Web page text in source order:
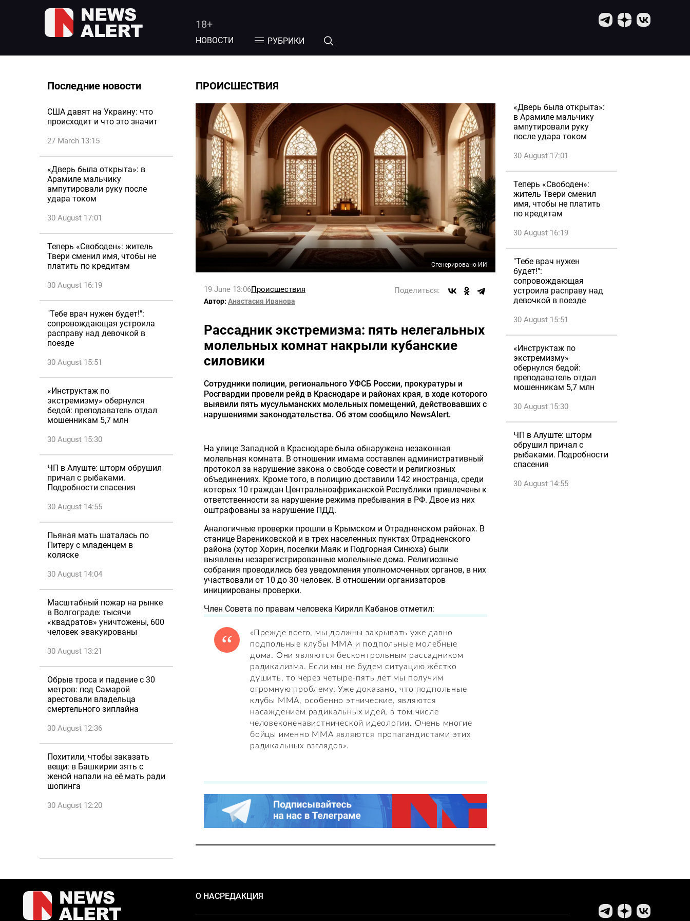
18+
НОВОСТИ РУБРИКИ
Последние новости
США давят на Украину: что
происходит и что это значит
27 March 13:15
«Дверь была открыта»: в
Арамиле мальчику
ампутировали руку после
удара током
30 August 17:01
Теперь «Свободен»: житель
Твери сменил имя, чтобы не
платить по кредитам
30 August 16:19
"Тебе врач нужен будет!":
сопровождающая устроила
расправу над девочкой в
поезде
30 August 15:51
«Инструктаж по
экстремизму» обернулся
бедой: преподаватель отдал
мошенникам 5,7 млн
30 August 15:30
ЧП в Алуште: шторм обрушил
причал с рыбаками.
Подробности спасения
30 August 14:55
Пьяная мать шаталась по
Питеру с младенцем в
коляске
30 August 14:04
Масштабный пожар на рынке
в Волгограде: тысячи
«квадратов» уничтожены, 600
человек эвакуированы
30 August 13:21
Обрыв троса и падение с 30
метров: под Самарой
арестовали владельца
смертельного зиплайна
30 August 12:36
Похитили, чтобы заказать
вещи: в Башкирии зять с
женой напали на её мать ради
шопинга
30 August 12:20
ПРОИСШЕСТВИЯ
Сгенерировано ИИ
19 June 13:06Происшествия Поделиться:
Автор: Анастасия Иванова
Рассадник экстремизма: пять нелегальных
молельных комнат накрыли кубанские
силовики
Сотрудники полиции, регионального УФСБ России, прокуратуры и
Росгвардии провели рейд в Краснодаре и районах края, в ходе которого
выявили пять мусульманских молельных помещений, действовавших с
нарушениями законодательства. Об этом сообщило NewsAlert.
На улице Западной в Краснодаре была обнаружена незаконная
молельная комната. В отношении имама составлен административный
протокол за нарушение закона о свободе совести и религиозных
объединениях. Кроме того, в полицию доставили 142 иностранца, среди
которых 10 граждан Центральноафриканской Республики привлечены к
ответственности за нарушение режима пребывания в РФ. Двое из них
оштрафованы за нарушение ПДД.
Аналогичные проверки прошли в Крымском и Отрадненском районах. В
станице Варениковской и в трех населенных пунктах Отрадненского
района (хутор Хорин, поселки Маяк и Подгорная Синюха) были
выявлены незарегистрированные молельные дома. Религиозные
собрания проводились без уведомления уполномоченных органов, в них
участвовали от 10 до 30 человек. В отношении организаторов
инициированы проверки.
Член Совета по правам человека Кирилл Кабанов отметил:
«Прежде всего, мы должны закрывать уже давно
подпольные клубы ММА и подпольные молебные
дома. Они являются бесконтрольным рассадником
радикализма. Если мы не будем ситуацию жёстко
душить, то через четыре-пять лет мы получим
огромную проблему. Уже доказано, что подпольные
клубы ММА, особенно этнические, являются
насаждением радикальных идей, в том числе
человеконенавистнической идеологии. Очень многие
бойцы именно ММА являются пропагандистами этих
радикальных взглядов».
«Дверь была открыта»:
в Арамиле мальчику
ампутировали руку
после удара током
30 August 17:01
Теперь «Свободен»:
житель Твери сменил
имя, чтобы не платить
по кредитам
30 August 16:19
"Тебе врач нужен
будет!":
сопровождающая
устроила расправу над
девочкой в поезде
30 August 15:51
«Инструктаж по
экстремизму»
обернулся бедой:
преподаватель отдал
мошенникам 5,7 млн
30 August 15:30
ЧП в Алуште: шторм
обрушил причал с
рыбаками. Подробности
спасения
30 August 14:55
О НАСРЕДАКЦИЯ